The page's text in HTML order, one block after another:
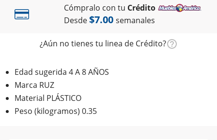
Cómpralo con tu Crédito
Desde$7.00 semanales
¿Aún no tienes tu linea de Crédito?
Edad sugerida 4 A 8 AÑOS
Marca RUZ
Material PLÁSTICO
Peso (kilogramos) 0.35